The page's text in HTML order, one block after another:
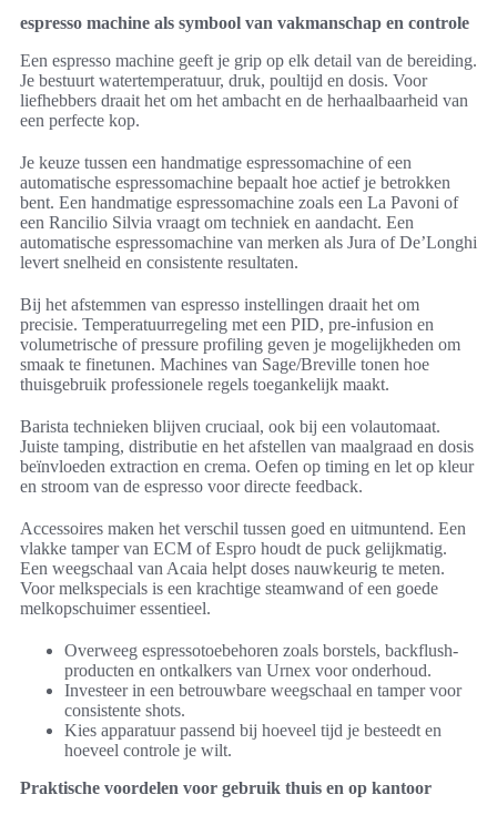
espresso machine als symbool van vakmanschap en controle
Een espresso machine geeft je grip op elk detail van de bereiding.
Je bestuurt watertemperatuur, druk, poultijd en dosis. Voor
liefhebbers draait het om het ambacht en de herhaalbaarheid van
een perfecte kop.
Je keuze tussen een handmatige espressomachine of een
automatische espressomachine bepaalt hoe actief je betrokken
bent. Een handmatige espressomachine zoals een La Pavoni of
een Rancilio Silvia vraagt om techniek en aandacht. Een
automatische espressomachine van merken als Jura of De’Longhi
levert snelheid en consistente resultaten.
Bij het afstemmen van espresso instellingen draait het om
precisie. Temperatuurregeling met een PID, pre-infusion en
volumetrische of pressure profiling geven je mogelijkheden om
smaak te finetunen. Machines van Sage/Breville tonen hoe
thuisgebruik professionele regels toegankelijk maakt.
Barista technieken blijven cruciaal, ook bij een volautomaat.
Juiste tamping, distributie en het afstellen van maalgraad en dosis
beïnvloeden extraction en crema. Oefen op timing en let op kleur
en stroom van de espresso voor directe feedback.
Accessoires maken het verschil tussen goed en uitmuntend. Een
vlakke tamper van ECM of Espro houdt de puck gelijkmatig.
Een weegschaal van Acaia helpt doses nauwkeurig te meten.
Voor melkspecials is een krachtige steamwand of een goede
melkopschuimer essentieel.
Overweeg espressotoebehoren zoals borstels, backflush-
producten en ontkalkers van Urnex voor onderhoud.
Investeer in een betrouwbare weegschaal en tamper voor
consistente shots.
Kies apparatuur passend bij hoeveel tijd je besteedt en
hoeveel controle je wilt.
Praktische voordelen voor gebruik thuis en op kantoor